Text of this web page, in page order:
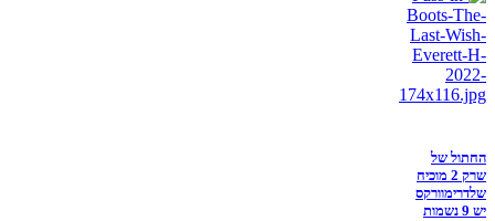
החתול של
שרק 2 מוכיח
שלדרימוורקס
יש 9 נשמות